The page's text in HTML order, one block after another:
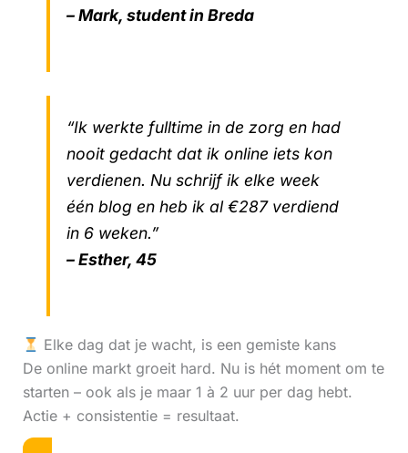
– Mark, student in Breda
“Ik werkte fulltime in de zorg en had
nooit gedacht dat ik online iets kon
verdienen. Nu schrijf ik elke week
één blog en heb ik al €287 verdiend
in 6 weken.”
– Esther, 45
Elke dag dat je wacht, is een gemiste kans
De online markt groeit hard. Nu is hét moment om te
starten – ook als je maar 1 à 2 uur per dag hebt.
Actie + consistentie = resultaat.